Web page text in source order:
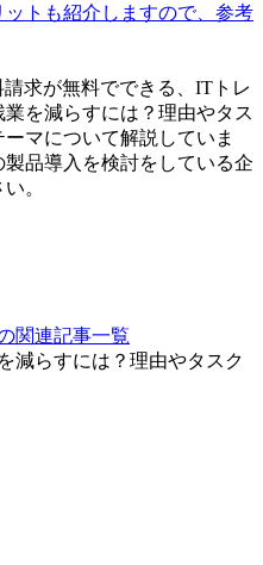
トも紹介しますので、参考
求が無料でできる、ITトレ
を減らすには？理由やタス
ーマについて解説していま
製品導入を検討をしている企
。
関連記事一覧
減らすには？理由やタスク